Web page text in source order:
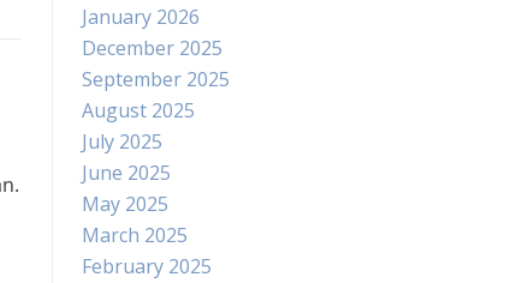
January 2026
December 2025
September 2025
August 2025
July 2025
June 2025
May 2025
March 2025
February 2025